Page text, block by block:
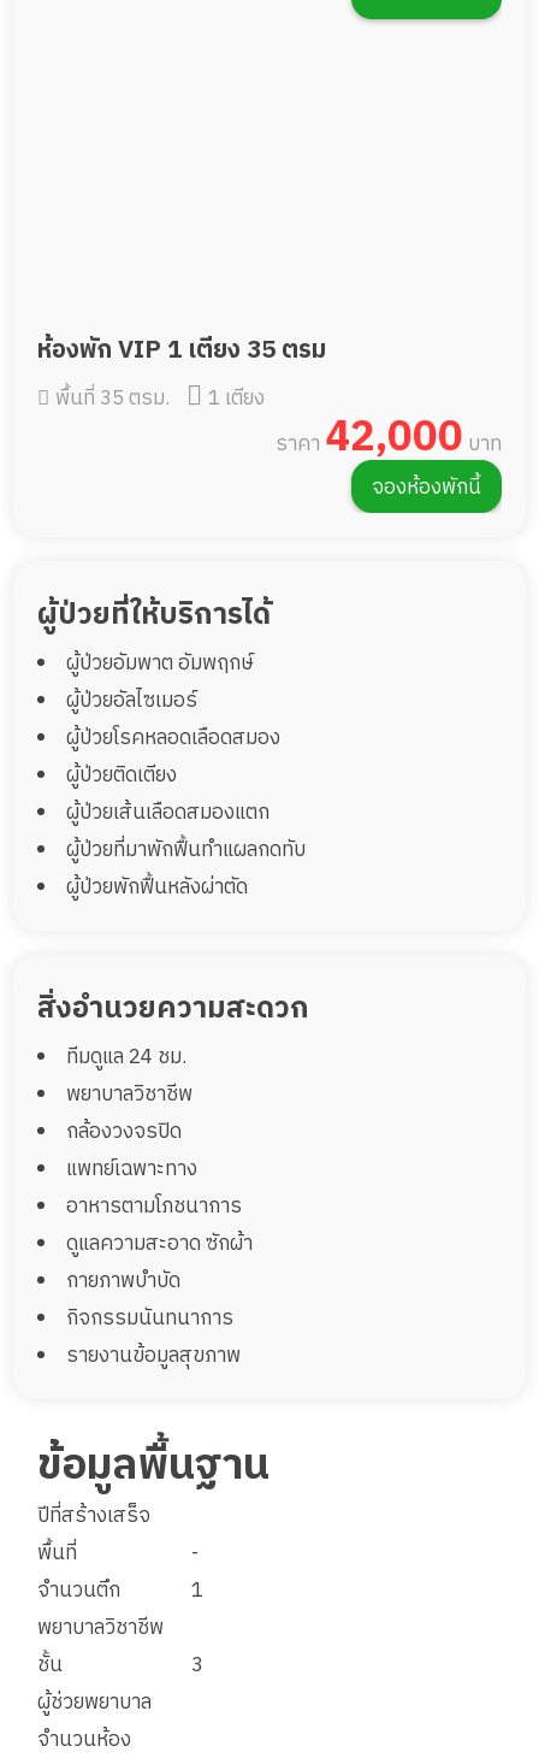
ห้องพัก VIP 1 เตียง 35 ตรม
พื้นที่ 35 ตรม.
1 เตียง
ราคา 42,000 บาท
จองห้องพักนี้
ผู้ป่วยที่ให้บริการได้
ผู้ป่วยอัมพาต อัมพฤกษ์
ผู้ป่วยอัลไซเมอร์
ผู้ป่วยโรคหลอดเลือดสมอง
ผู้ป่วยติดเตียง
ผู้ป่วยเส้นเลือดสมองแตก
ผู้ป่วยที่มาพักฟื้นทำแผลกดทับ
ผู้ป่วยพักฟื้นหลังผ่าตัด
สิ่งอำนวยความสะดวก
ทีมดูแล 24 ชม.
พยาบาลวิชาชีพ
กล้องวงจรปิด
แพทย์เฉพาะทาง
อาหารตามโภชนาการ
ดูแลความสะอาด ซักผ้า
กายภาพบำบัด
กิจกรรมนันทนาการ
รายงานข้อมูลสุขภาพ
ข้อมูลพื้นฐาน
ปีที่สร้างเสร็จ
พื้นที่
-
จำนวนตึก
1
พยาบาลวิชาชีพ
ชั้น
3
ผู้ช่วยพยาบาล
จำนวนห้อง